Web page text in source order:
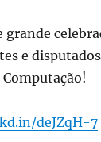
e
deJZqH-7